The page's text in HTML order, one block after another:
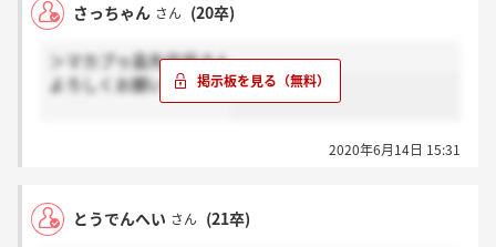
さっちゃん さん (20卒)
＞マカプゥ島先住民さん
よろしくお願いします！
2020年6月14日 15:31
とうでんへい さん (21卒)